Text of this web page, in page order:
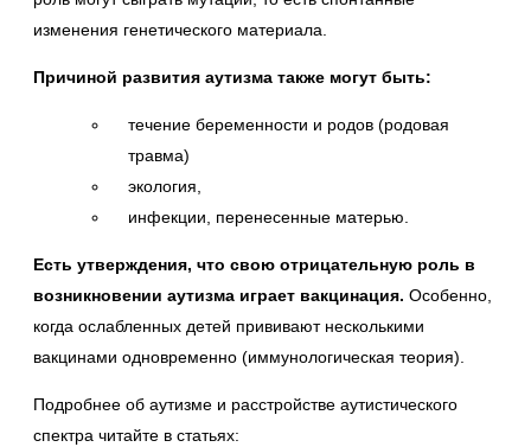
изменения генетического материала.
Причиной развития аутизма также могут быть:
течение беременности и родов (родовая
травма)
экология,
инфекции, перенесенные матерью.
Есть утверждения, что свою отрицательную роль в
возникновении аутизма играет вакцинация. Особенно,
когда ослабленных детей прививают несколькими
вакцинами одновременно (иммунологическая теория).
Подробнее об аутизме и расстройстве аутистического
спектра читайте в статьях: